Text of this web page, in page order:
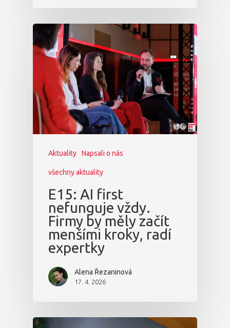
Aktuality Napsali o nás
všechny aktuality
E15: AI first
nefunguje vždy.
Firmy by měly začít
menšími kroky, radí
expertky
Alena Řezaninová
17. 4. 2026